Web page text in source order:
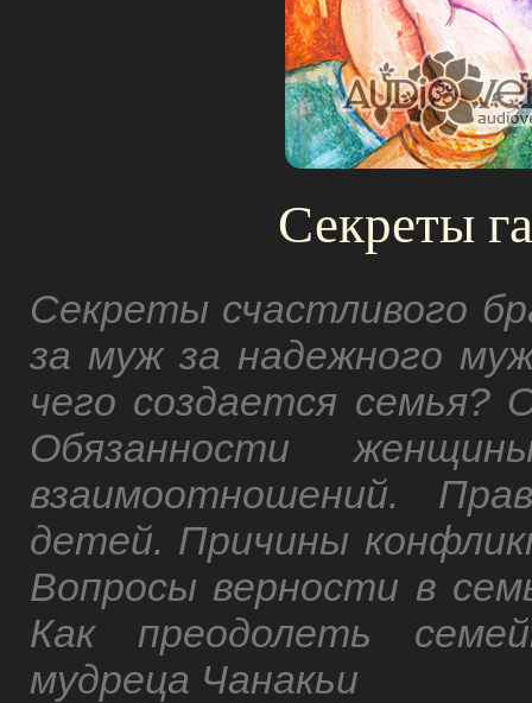
Секреты
Секреты счастливого
за муж за надежного
чего создается семья?
Обязанности
взаимоотношений.
детей. Причины
Вопросы верности в
Как преодолеть
мудреца Чанакьи